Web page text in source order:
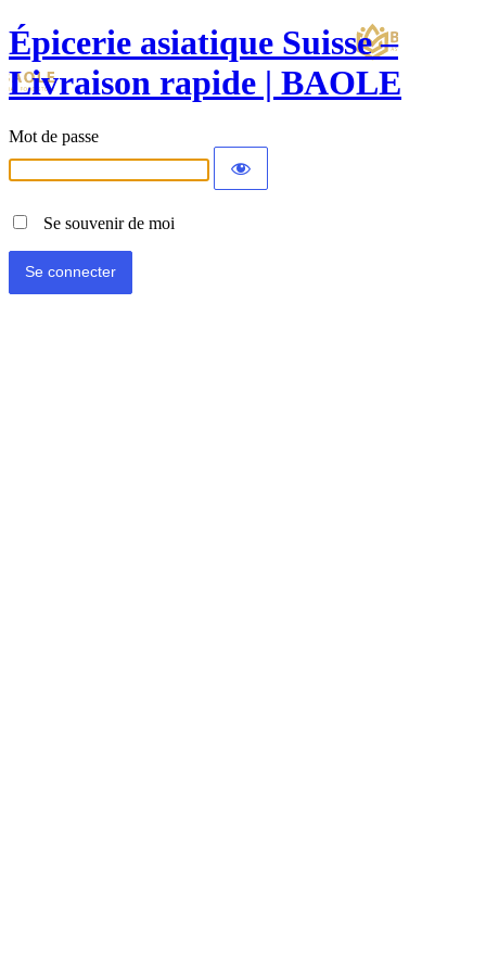
Épicerie asiatique Suisse –
Livraison rapide | BAOLE
Mot de passe
Se souvenir de moi